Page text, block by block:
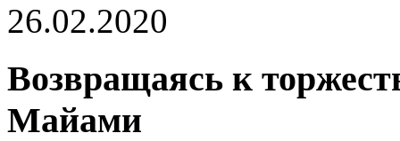
26.02.2020
Возвращаясь к
Майами